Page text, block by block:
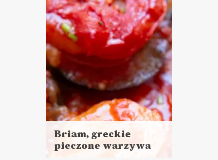
LUNCHE DO PRACY
PRZYSTAWKI
Briam, greckie
pieczone warzywa